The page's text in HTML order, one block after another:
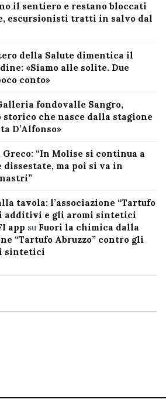
il sentiero e restano bloccati
escursionisti tratti in salvo dal
della Salute dimentica il
«Siamo alle solite. Due
conto»
fondovalle Sangro,
storico che nasce dalla stagione
D’Alfonso»
Greco: “In Molise si continua a
dissestate, ma poi si va in
tavola: l’associazione “Tartufo
additivi e gli aromi sintetici
app su Fuori la chimica dalla
“Tartufo Abruzzo” contro gli
sintetici